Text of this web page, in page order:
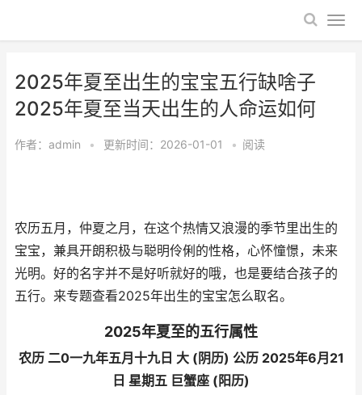
2025年夏至出生的宝宝五行缺啥子
2025年夏至当天出生的人命运如何
作者： admin • 更新时间：2026-01-01 • 阅读
农历五月，仲夏之月，在这个热情又浪漫的季节里出生的
宝宝，兼具开朗积极与聪明伶俐的性格，心怀憧憬，未来
光明。好的名字并不是好听就好的哦，也是要结合孩子的
五行。来专题查看2025年出生的宝宝怎么取名。
2025年夏至的五行属性
农历 二0一九年五月十九日 大 (阴历) 公历 2025年6月21
日 星期五 巨蟹座 (阳历)